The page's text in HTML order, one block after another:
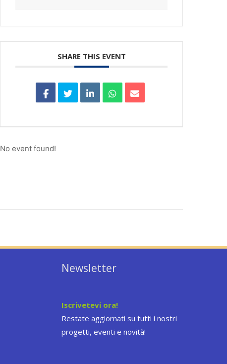
SHARE THIS EVENT
No event found!
Newsletter
Iscrivetevi ora!
Restate aggiornati su tutti i nostri
progetti, eventi e novità!